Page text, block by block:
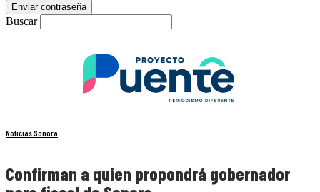
Buscar
Noticias Sonora
Confirman a quien propondrá gobernador